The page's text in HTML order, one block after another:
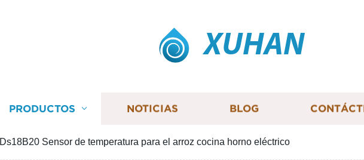
XUHAN
PRODUCTOS NOTICIAS BLOG
Ds18B20 Sensor de temperatura para el arroz cocina horno eléctrico